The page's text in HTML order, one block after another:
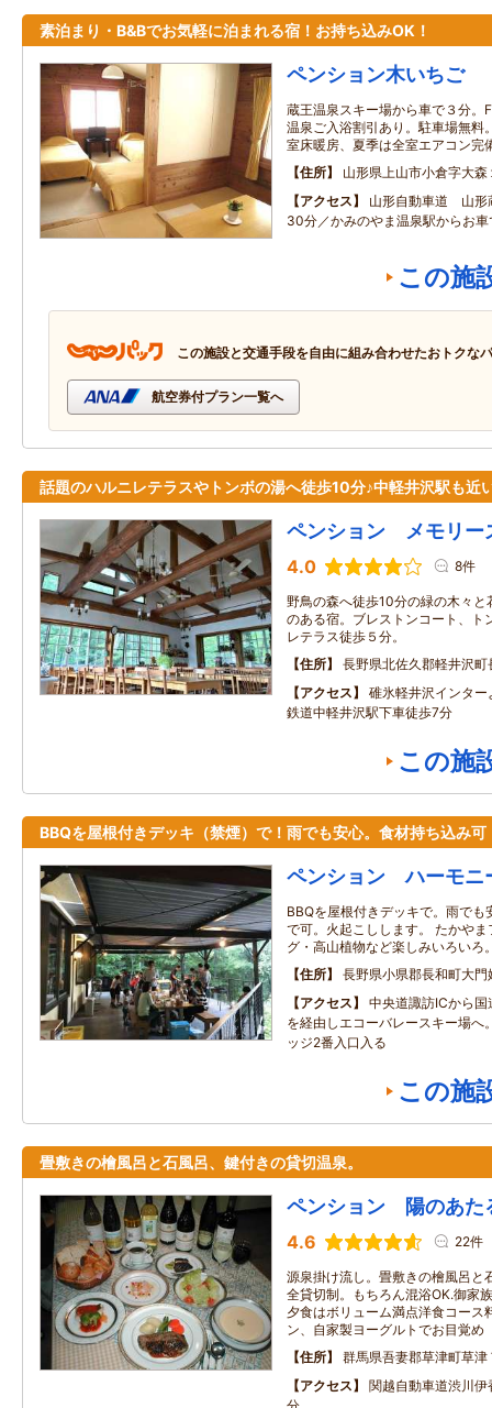
素泊まり・B&Bでお気軽に泊まれる宿！お持ち込みOK！
ペンション木いちご
蔵王温泉スキー場から車で３分。
温泉ご入浴割引あり。駐車場無料
室床暖房、夏季は全室エアコン完
住所
山形県上山市小倉字大
アクセス
山形自動車道 山形
30分／かみのやま温泉駅からお
この施
この施設と交通手段を自由に組み合わせたおトクな
航空券付プラン一覧へ
話題のハルニレテラスやトンボの湯へ徒歩10分♪中軽井沢駅も近
ペンション メモリー
4.0 8件
野鳥の森へ徒歩10分の緑の木々
のある宿。ブレストンコート、ト
レテラス徒歩５分。
住所
長野県北佐久郡軽井沢町
アクセス
碓氷軽井沢インタ
鉄道中軽井沢駅下車徒歩7分
この施
BBQを屋根付きデッキ（禁煙）で！雨でも安心。食材持ち込み可
ペンション ハーモニ
BBQを屋根付きデッキで。雨で
で可。火起こしします。 たかや
グ・高山植物など楽しみいろいろ
住所
長野県小県郡長和町大
アクセス
中央道諏訪ICから
を経由しエコーバレースキー場へ
ッジ2番入口入る
この施
畳敷きの檜風呂と石風呂、鍵付きの貸切温泉。
ペンション 陽のあた
4.6 22件
源泉掛け流し。畳敷きの檜風呂と
全貸切制。もちろん混浴OK.御家
夕食はボリューム満点洋食コース
ン、自家製ヨーグルトでお目覚め
住所
群馬県吾妻郡草津町草津
アクセス
関越自動車道渋川